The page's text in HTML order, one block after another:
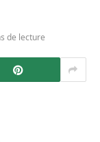
de lecture